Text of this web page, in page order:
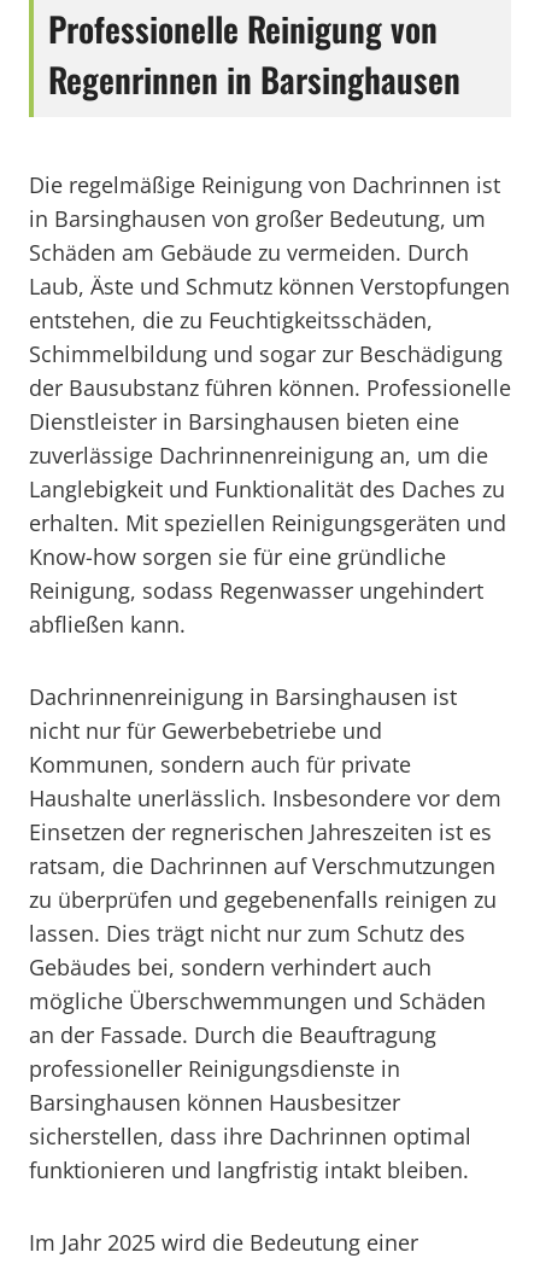
Professionelle Reinigung von
Regenrinnen in Barsinghausen
Die regelmäßige Reinigung von Dachrinnen ist
in Barsinghausen von großer Bedeutung, um
Schäden am Gebäude zu vermeiden. Durch
Laub, Äste und Schmutz können Verstopfungen
entstehen, die zu Feuchtigkeitsschäden,
Schimmelbildung und sogar zur Beschädigung
der Bausubstanz führen können. Professionelle
Dienstleister in Barsinghausen bieten eine
zuverlässige Dachrinnenreinigung an, um die
Langlebigkeit und Funktionalität des Daches zu
erhalten. Mit speziellen Reinigungsgeräten und
Know-how sorgen sie für eine gründliche
Reinigung, sodass Regenwasser ungehindert
abfließen kann.
Dachrinnenreinigung in Barsinghausen ist
nicht nur für Gewerbebetriebe und
Kommunen, sondern auch für private
Haushalte unerlässlich. Insbesondere vor dem
Einsetzen der regnerischen Jahreszeiten ist es
ratsam, die Dachrinnen auf Verschmutzungen
zu überprüfen und gegebenenfalls reinigen zu
lassen. Dies trägt nicht nur zum Schutz des
Gebäudes bei, sondern verhindert auch
mögliche Überschwemmungen und Schäden
an der Fassade. Durch die Beauftragung
professioneller Reinigungsdienste in
Barsinghausen können Hausbesitzer
sicherstellen, dass ihre Dachrinnen optimal
funktionieren und langfristig intakt bleiben.
Im Jahr 2025 wird die Bedeutung einer